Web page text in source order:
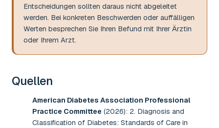
Entscheidungen sollten daraus nicht abgeleitet
werden. Bei konkreten Beschwerden oder auffälligen
Werten besprechen Sie Ihren Befund mit Ihrer Ärztin
oder Ihrem Arzt.
Quellen
American Diabetes Association Professional
Practice Committee (2026): 2. Diagnosis and
Classification of Diabetes: Standards of Care in